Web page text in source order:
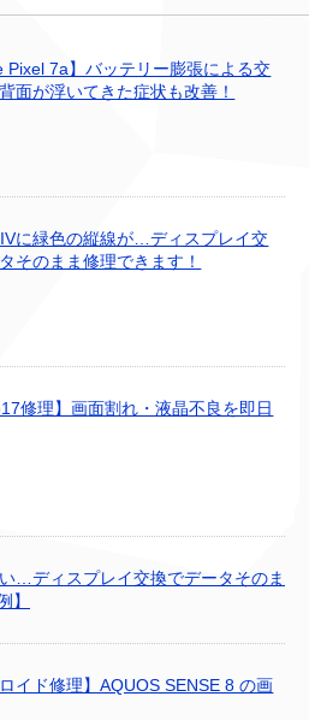
Pixel 7a】バッテリー膨張による交
面が浮いてきた症状も改善！
に緑色の縦線が…ディスプレイ交
そのまま修理できます！
修理】画面割れ・液晶不良を即日
…ディスプレイ交換でデータそのま
】
ロイド修理】AQUOS SENSE 8 の画